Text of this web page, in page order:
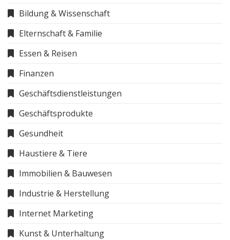
Bildung & Wissenschaft
Elternschaft & Familie
Essen & Reisen
Finanzen
Geschäftsdienstleistungen
Geschäftsprodukte
Gesundheit
Haustiere & Tiere
Immobilien & Bauwesen
Industrie & Herstellung
Internet Marketing
Kunst & Unterhaltung